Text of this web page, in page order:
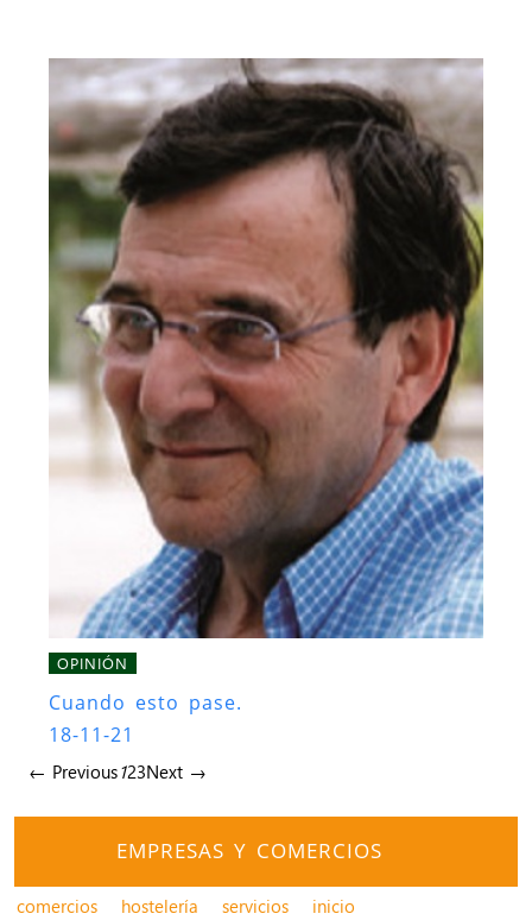
OPINIÓN
Cuando esto pase.
18-11-21
← Previous123Next →
EMPRESAS Y COMERCIOS
comercios hostelería servicios inicio